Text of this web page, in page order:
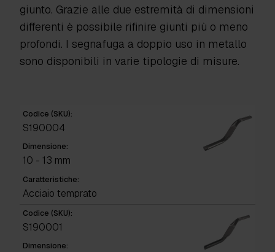
giunto. Grazie alle due estremità di dimensioni
differenti è possibile rifinire giunti più o meno
profondi. I segnafuga a doppio uso in metallo
sono disponibili in varie tipologie di misure.
Codice (SKU):
S190004
Dimensione:
10 - 13 mm
Caratteristiche:
Acciaio temprato
Codice (SKU):
S190001
Dimensione: